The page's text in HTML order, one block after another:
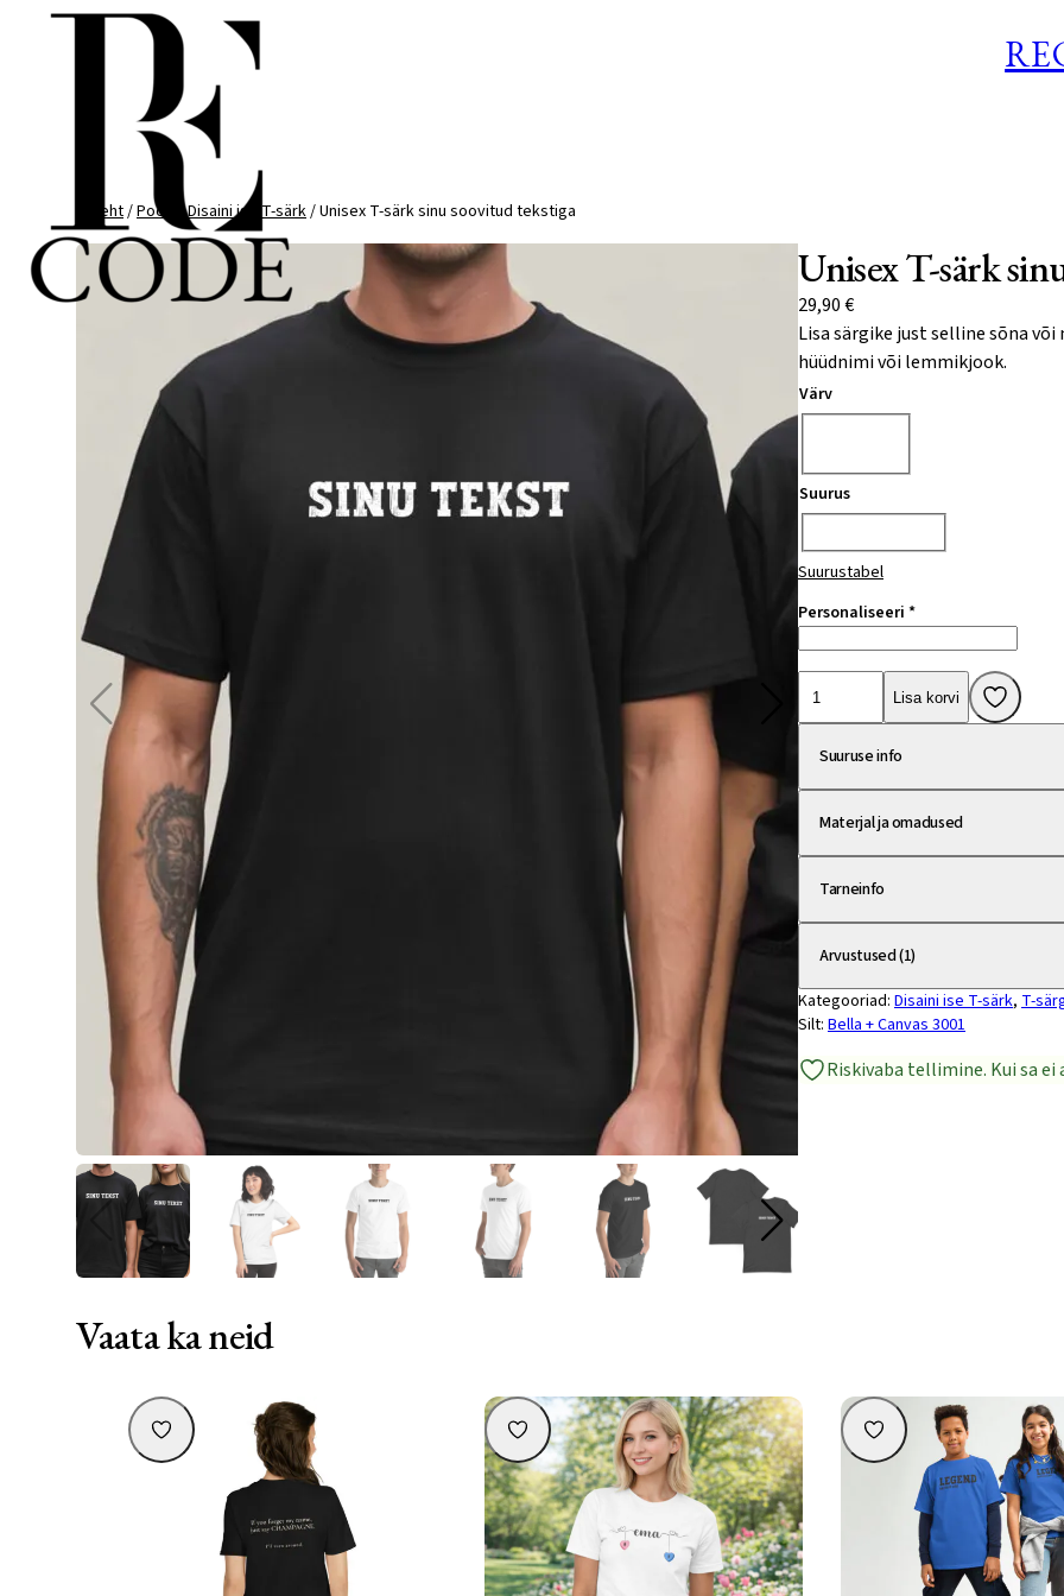
Esileht/Pood /Disaini ise T-särk/ Unisex T-särk sinu soovitud tekstiga
Unisex T-särk
29,90€
Lisa särgike just selline sõna või
hüüdnimi või lemmikjook.
Värv
Suurus
Suurustabel
Personaliseeri *
Unisex
T-
särk
sinu
soovitud
tekstiga
kogus
Lisa korvi
Riskivaba tellimine. Kui sa
Kategooriad: Disaini ise T-särk, T-
Silt: Bella + Canvas 3001
Suuruse info
Materjal ja omadused
Tarneinfo
Arvustused (1)
Vaata ka neid